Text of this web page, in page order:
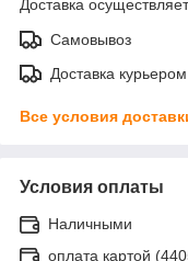
Доставка
Самовывоз
Доставка курьером
Все условия
Условия оплаты
Наличными
оплата картой